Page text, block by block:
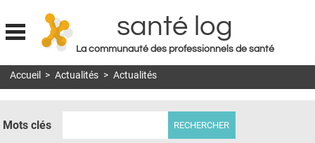
Jump to navigation
santé log
La communauté des professionnels de santé
MON COMPTE
Accueil > Actualités > Actualités
Mots clés